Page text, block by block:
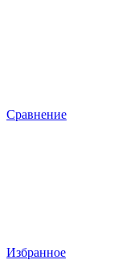
Сравнение
Избранное